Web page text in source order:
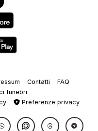
Contatti
FAQ
funebri
Preferenze privacy